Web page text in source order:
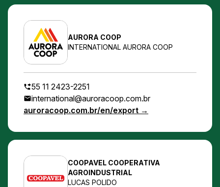
AURORA COOP
INTERNATIONAL AURORA COOP
55 11 2423-2251
international@auroracoop.com.br
auroracoop.com.br/en/export →
COOPAVEL COOPERATIVA
AGROINDUSTRIAL
LUCAS POLIDO